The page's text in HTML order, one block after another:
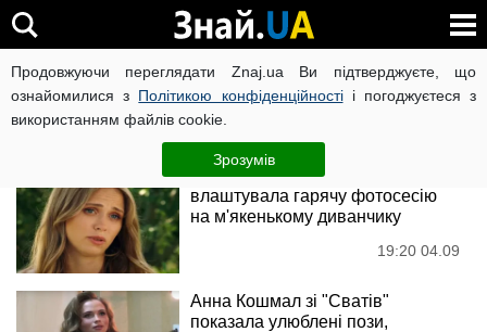
Продовжуючи переглядати Znaj.ua Ви підтверджуєте, що
ознайомилися з Політикою конфіденційностіі погоджуєтеся з
використанням файлів cookie.
Зрозумів
Анна Кошмал
Новини
Анна Кошмал із "Сватів"
влаштувала гарячу фотосесію
на м'якенькому диванчику
19:20 04.09
Анна Кошмал зі "Сватів"
показала улюблені пози,